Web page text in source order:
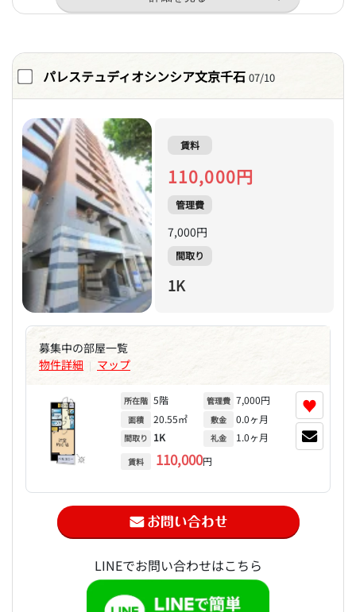
パレステュディオシンシア文京千石 07/10
賃料
110,000円
管理費
7,000円
間取り
1K
募集中の部屋一覧
物件詳細 | マップ
所在階 5階
面積 20.55㎡
間取り 1K
賃料 110,000円
管理費 7,000円
敷金 0.0ヶ月
礼金 1.0ヶ月
♥
LINEでお問い合わせはこちら